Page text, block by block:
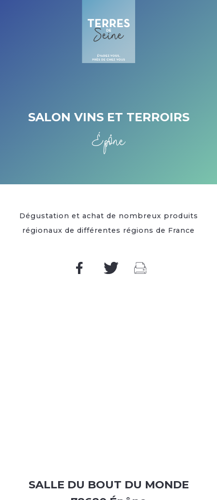
SALON VINS ET TERROIRS
Épône
Dégustation et achat de nombreux produits
régionaux de différentes régions de France
SALLE DU BOUT DU MONDE